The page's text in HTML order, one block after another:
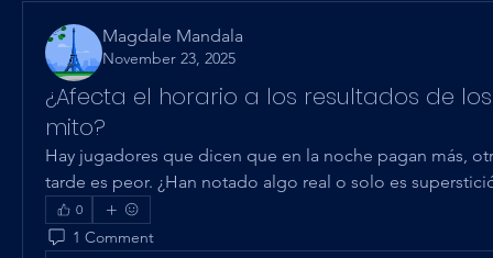
Magdale Mandala
November 23, 2025
¿Afecta el horario a los resultados de
mito?
Hay jugadores que dicen que en la noche pagan más,
tarde es peor. ¿Han notado algo real o solo es
0
1 Comment